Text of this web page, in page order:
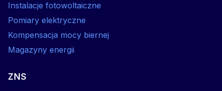
Instalacje fotowoltaiczne
Pomiary elektryczne
Kompensacja mocy biernej
Magazyny energii
ZNS